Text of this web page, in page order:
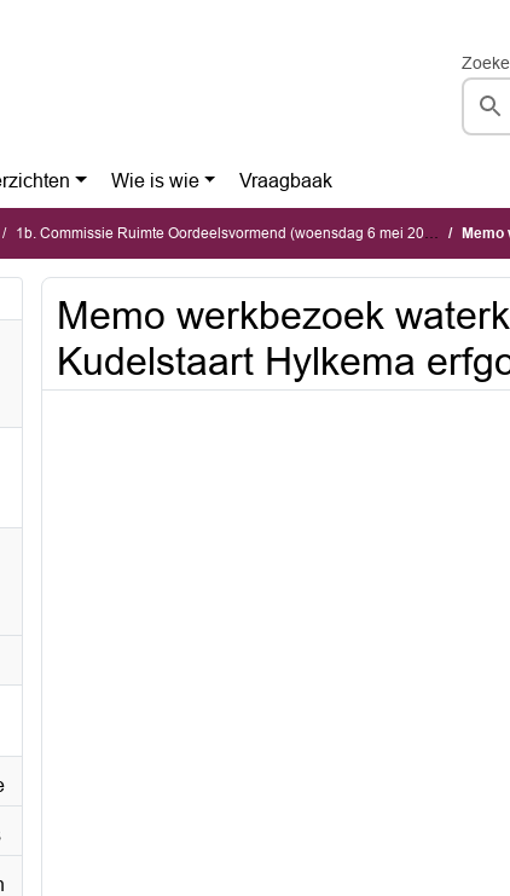
Wie is wie Vraagbaak
1b. Commissie Ruimte Oordeelsvormend (woensdag 6 mei 2026) Memo
Memo werkbezoek
Kudelstaart Hylkema